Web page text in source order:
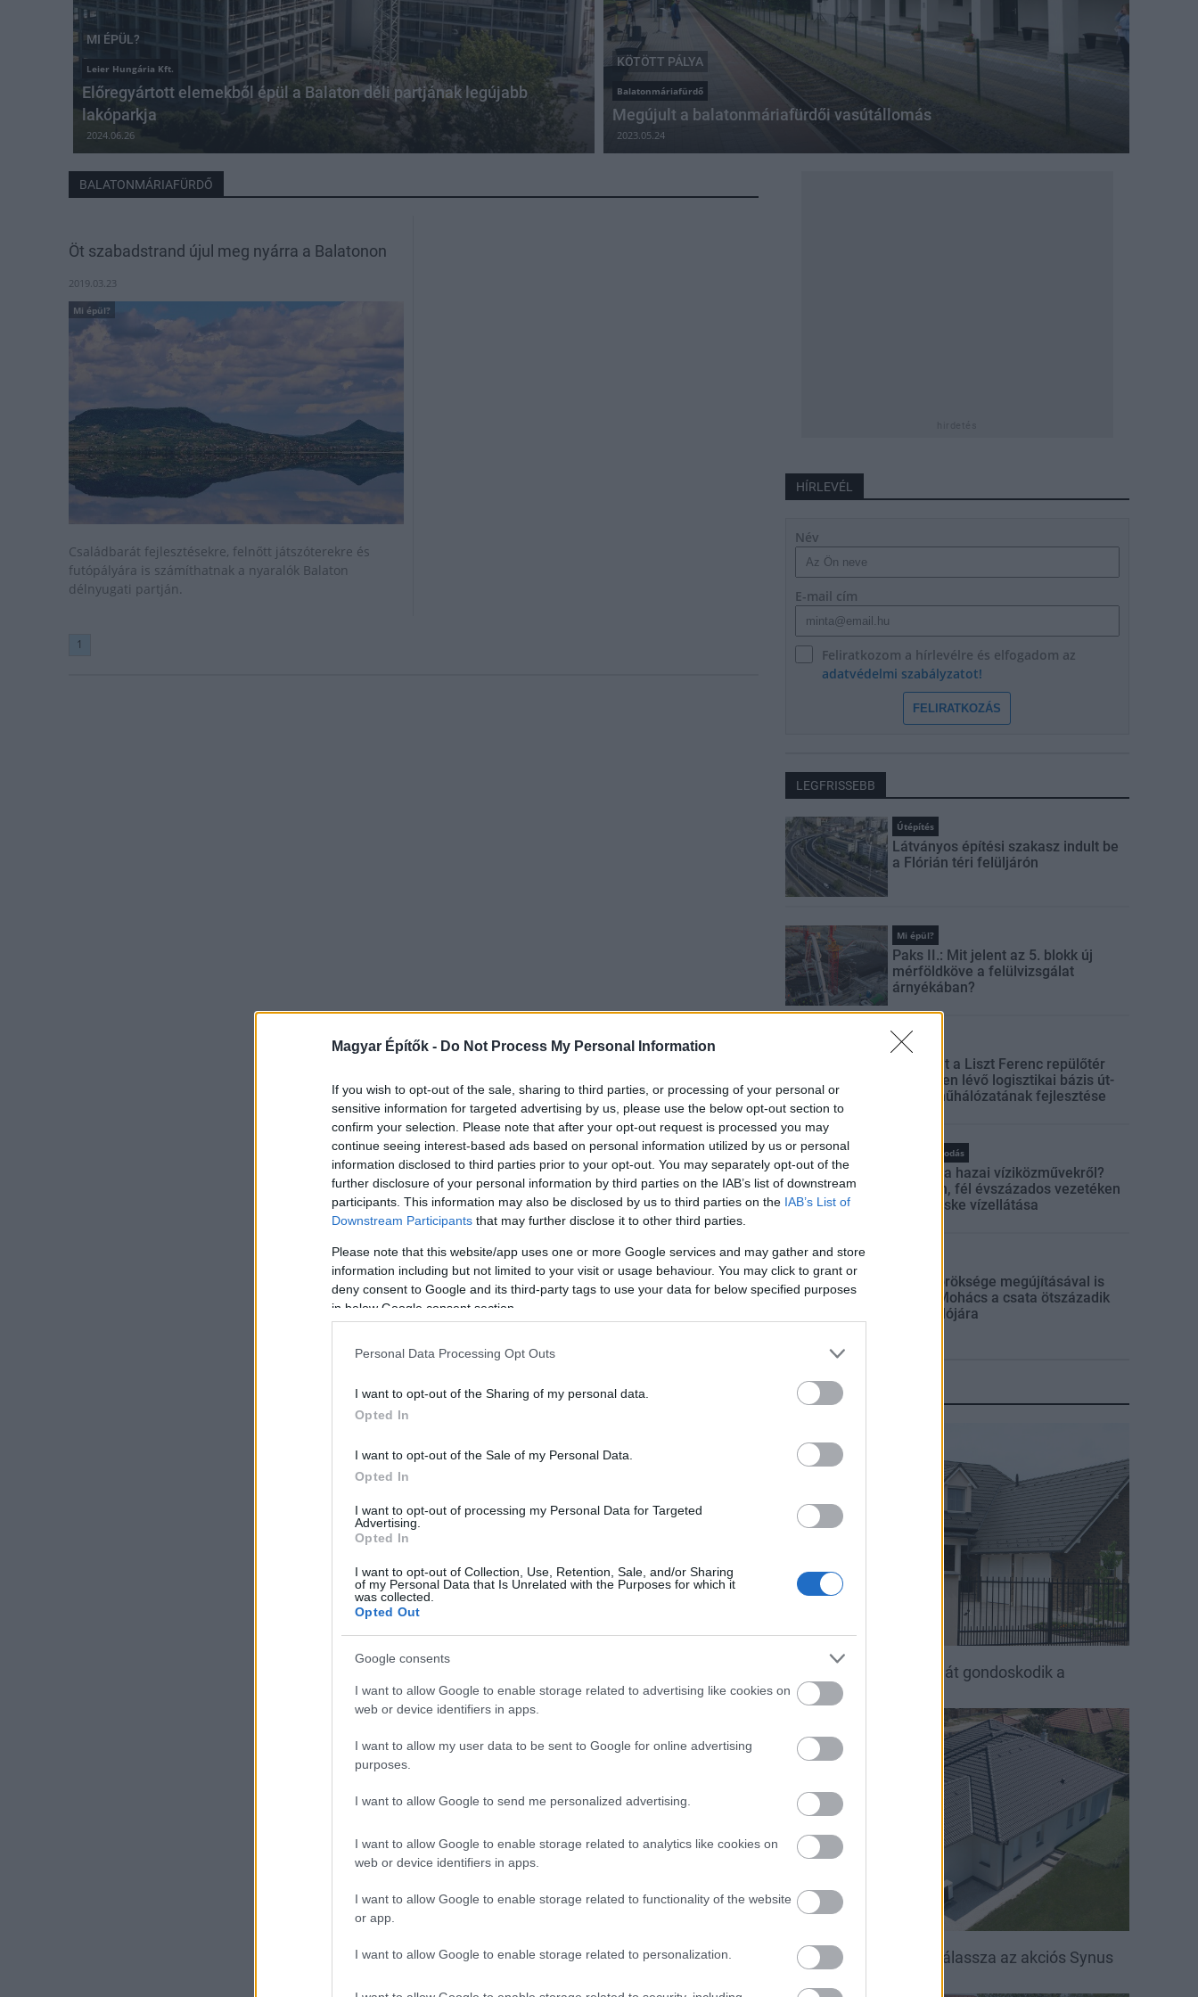
Magyar Építők - Do Not Process My Personal Information
If you wish to opt-out of the sale, sharing to third parties, or processing of your personal or
sensitive information for targeted advertising by us, please use the below opt-out section to
confirm your selection. Please note that after your opt-out request is processed you may
continue seeing interest-based ads based on personal information utilized by us or personal
information disclosed to third parties prior to your opt-out. You may separately opt-out of the
further disclosure of your personal information by third parties on the IAB’s list of downstream
participants. This information may also be disclosed by us to third parties on the IAB’s List of
Downstream Participants that may further disclose it to other third parties.
Please note that this website/app uses one or more Google services and may gather and store
information including but not limited to your visit or usage behaviour. You may click to grant or
deny consent to Google and its third-party tags to use your data for below specified purposes
in below Google consent section.
Personal Data Processing Opt Outs
I want to opt-out of the Sharing of my personal data.
Opted In
I want to opt-out of the Sale of my Personal Data.
Opted In
I want to opt-out of processing my Personal Data for Targeted
Advertising.
Opted In
I want to opt-out of Collection, Use, Retention, Sale, and/or Sharing
of my Personal Data that Is Unrelated with the Purposes for which it
was collected.
Opted Out
Google consents
I want to allow Google to enable storage related to advertising like cookies on
web or device identifiers in apps.
I want to allow my user data to be sent to Google for online advertising
purposes.
I want to allow Google to send me personalized advertising.
I want to allow Google to enable storage related to analytics like cookies on
web or device identifiers in apps.
I want to allow Google to enable storage related to functionality of the website
or app.
I want to allow Google to enable storage related to personalization.
MI ÉPÜL?
Leier Hungária Kft.
Előregyártott elemekből épül a Balaton déli partjának legújabb
lakóparkja
2024.06.26
KÖTÖTT PÁLYA
Balatonmáriafürdő
Megújult a balatonmáriafürdői vasútállomás
2023.05.24
BALATONMÁRIAFÜRDŐ
Öt szabadstrand újul meg nyárra a Balatonon
2019.03.23
Mi épül?
Családbarát fejlesztésekre, felnőtt játszóterekre és
futópályára is számíthatnak a nyaralók Balaton
délnyugati partján.
1
HÍRLEVÉL
Név
E-mail cím
Feliratkozom a hírlevélre és elfogadom az
adatvédelmi szabályzatot!
FELIRATKOZÁS
LEGFRISSEBB
Útépítés
Látványos építési szakasz indult be
a Flórián téri felüljárón
Mi épül?
Paks II.: Mit jelent az 5. blokk új
mérföldköve a felülvizsgálat
árnyékában?
Mi épül?
Elkészült a Liszt Ferenc repülőtér
közelében lévő logisztikai bázis út-
és közműhálózatának fejlesztése
Vízgazdálkodás
Látlelet a hazai víziközművekről?
Egyetlen, fél évszázados vezetéken
múlt Bicske vízellátása
Épített öröksége megújításával is
készül Mohács a csata ötszázadik
évfordulójára
KIRAKAT
Tető, ami évtizedeken át gondoskodik a
családról
Döntsön könnyedén: válassza az akciós Synus
tetőcserepet!